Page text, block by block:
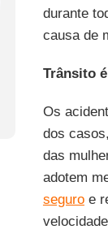
durante
causa de
Trânsito
Os
dos
das
adotem
seguroe